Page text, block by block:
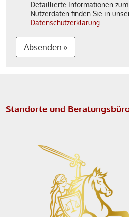
Detaillierte Informationen
Nutzerdaten finden Sie in
Datenschutzerklärung
Absenden »
e
Standorte und